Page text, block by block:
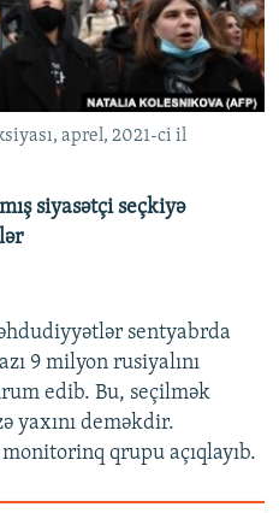
aprel, 2021-ci il
siyasətçi seçkiyə
sentyabrda
9 milyon rusiyalını
edib. Bu, seçilmək
yaxını deməkdir.
qrupu açıqlayıb.